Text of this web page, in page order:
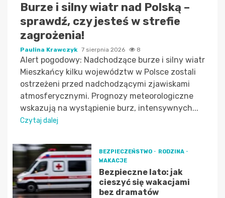
Burze i silny wiatr nad Polską –
sprawdź, czy jesteś w strefie
zagrożenia!
Paulina Krawczyk 7 sierpnia 2026 8
Alert pogodowy: Nadchodzące burze i silny wiatr
Mieszkańcy kilku województw w Polsce zostali
ostrzeżeni przed nadchodzącymi zjawiskami
atmosferycznymi. Prognozy meteorologiczne
wskazują na wystąpienie burz, intensywnych...
Czytaj dalej
BEZPIECZEŃSTWO
RODZINA
WAKACJE
Bezpieczne lato: jak
cieszyć się wakacjami
bez dramatów